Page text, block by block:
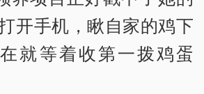
开手机，瞅自家的鸡下
就等着收第一拨鸡蛋